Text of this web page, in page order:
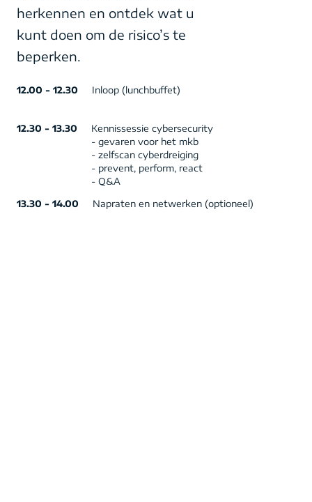
herkennen en ontdek wat u
kunt doen om de risico’s te
beperken.
12.00 - 12.30 Inloop (lunchbuffet)
12.30 - 13.30
Kennissessie cybersecurity
- gevaren voor het mkb
- zelfscan cyberdreiging
- prevent, perform, react
- Q&A
13.30 - 14.00
Napraten en netwerken (optioneel)